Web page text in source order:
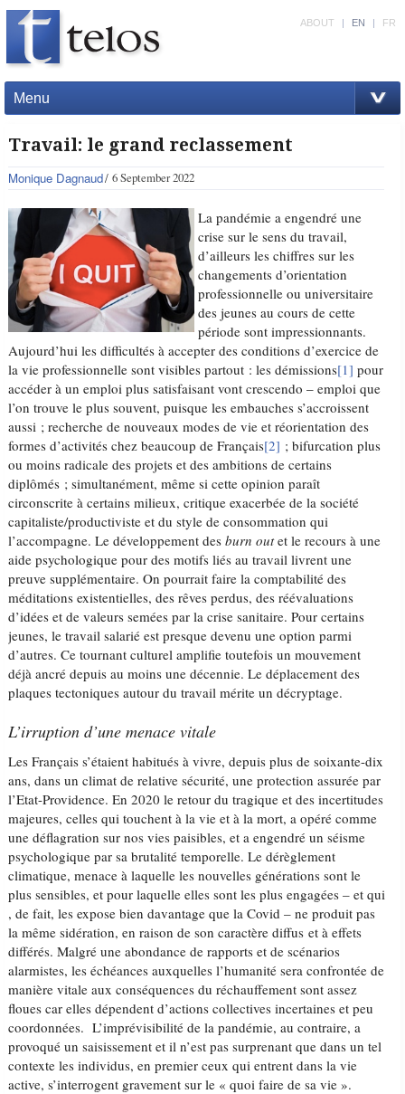
Menu
ABOUT | EN | FR
Travail: le grand reclassement
Monique Dagnaud 6 September 2022
La pandémie a engendré une
crise sur le sens du travail,
d’ailleurs les chiffres sur les
changements d’orientation
professionnelle ou universitaire
des jeunes au cours de cette
période sont impressionnants.
Aujourd’hui les difficultés à accepter des conditions d’exercice de
la vie professionnelle sont visibles partout : les démissions[1] pour
accéder à un emploi plus satisfaisant vont crescendo – emploi que
l’on trouve le plus souvent, puisque les embauches s’accroissent
aussi ; recherche de nouveaux modes de vie et réorientation des
formes d’activités chez beaucoup de Français[2] ; bifurcation plus
ou moins radicale des projets et des ambitions de certains
diplômés ; simultanément, même si cette opinion paraît
circonscrite à certains milieux, critique exacerbée de la société
capitaliste/productiviste et du style de consommation qui
l’accompagne. Le développement desburn outet le recours à une
aide psychologique pour des motifs liés au travail livrent une
preuve supplémentaire. On pourrait faire la comptabilité des
méditations existentielles, des rêves perdus, des réévaluations
d’idées et de valeurs semées par la crise sanitaire. Pour certains
jeunes, le travail salarié est presque devenu une option parmi
d’autres. Ce tournant culturel amplifie toutefois un mouvement
déjà ancré depuis au moins une décennie. Le déplacement des
plaques tectoniques autour du travail mérite un décryptage.
L’irruption d’une menace vitale
Les Français s’étaient habitués à vivre, depuis plus de soixante-dix
ans, dans un climat de relative sécurité, une protection assurée par
l’Etat-Providence. En 2020 le retour du tragique et des incertitudes
majeures, celles qui touchent à la vie et à la mort, a opéré comme
une déflagration sur nos vies paisibles, et a engendré un séisme
psychologique par sa brutalité temporelle. Le dérèglement
climatique, menace à laquelle les nouvelles générations sont le
plus sensibles, et pour laquelle elles sont les plus engagées – et qui
, de fait, les expose bien davantage que la Covid – ne produit pas
la même sidération, en raison de son caractère diffus et à effets
différés. Malgré une abondance de rapports et de scénarios
alarmistes, les échéances auxquelles l’humanité sera confrontée de
manière vitale aux conséquences du réchauffement sont assez
floues car elles dépendent d’actions collectives incertaines et peu
coordonnées. L’imprévisibilité de la pandémie, au contraire, a
provoqué un saisissement et il n’est pas surprenant que dans un tel
contexte les individus, en premier ceux qui entrent dans la vie
active, s’interrogent gravement sur le « quoi faire de sa vie ».